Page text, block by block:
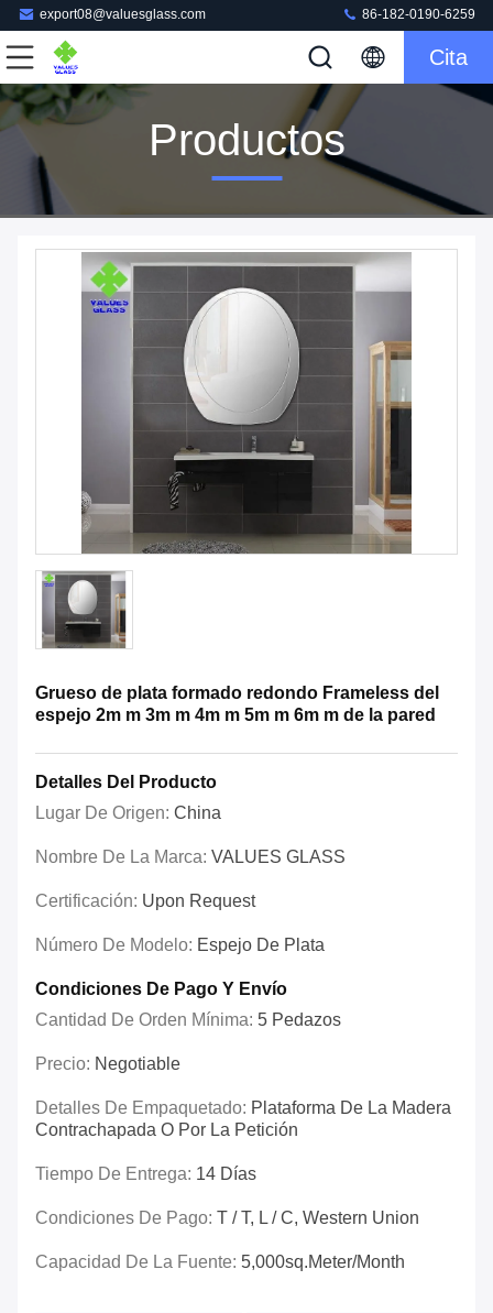
export08@valuesglass.com 86-182-0190-6259
Cita
Productos
Grueso de plata formado redondo Frameless del
espejo 2m m 3m m 4m m 5m m 6m m de la pared
Detalles Del Producto
Lugar De Origen: China
Nombre De La Marca: VALUES GLASS
Certificación: Upon Request
Número De Modelo: Espejo De Plata
Condiciones De Pago Y Envío
Cantidad De Orden Mínima: 5 Pedazos
Precio: Negotiable
Detalles De Empaquetado: Plataforma De La Madera
Contrachapada O Por La Petición
Tiempo De Entrega: 14 Días
Condiciones De Pago: T / T, L / C, Western Union
Capacidad De La Fuente: 5,000sq.meter/month